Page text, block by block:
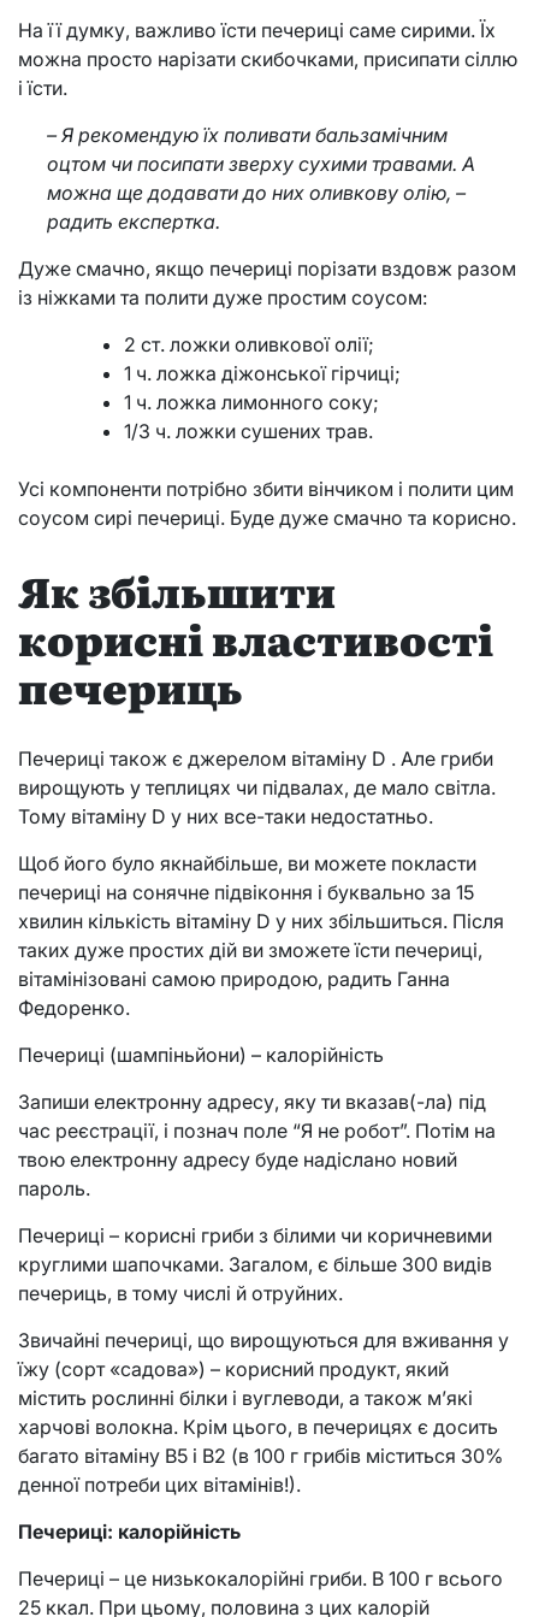
На її думку, важливо їсти печериці саме сирими. Їх
можна просто нарізати скибочками, присипати сіллю
і їсти.
– Я рекомендую їх поливати бальзамічним
оцтом чи посипати зверху сухими травами. А
можна ще додавати до них оливкову олію, –
радить експертка.
Дуже смачно, якщо печериці порізати вздовж разом
із ніжками та полити дуже простим соусом:
2 ст. ложки оливкової олії;
1 ч. ложка діжонської гірчиці;
1 ч. ложка лимонного соку;
1/3 ч. ложки сушених трав.
Усі компоненти потрібно збити вінчиком і полити цим
соусом сирі печериці. Буде дуже смачно та корисно.
Як збільшити
корисні властивості
печериць
Печериці також є джерелом вітаміну D . Але гриби
вирощують у теплицях чи підвалах, де мало світла.
Тому вітаміну D у них все-таки недостатньо.
Щоб його було якнайбільше, ви можете покласти
печериці на сонячне підвіконня і буквально за 15
хвилин кількість вітаміну D у них збільшиться. Після
таких дуже простих дій ви зможете їсти печериці,
вітамінізовані самою природою, радить Ганна
Федоренко.
Печериці (шампіньйони) – калорійність
Запиши електронну адресу, яку ти вказав(-ла) під
час реєстрації, і познач поле “Я не робот”. Потім на
твою електронну адресу буде надіслано новий
пароль.
Печериці – корисні гриби з білими чи коричневими
круглими шапочками. Загалом, є більше 300 видів
печериць, в тому числі й отруйних.
Звичайні печериці, що вирощуються для вживання у
їжу (сорт «садова») – корисний продукт, який
містить рослинні білки і вуглеводи, а також м’які
харчові волокна. Крім цього, в печерицях є досить
багато вітаміну В5 і В2 (в 100 г грибів міститься 30%
денної потреби цих вітамінів!).
Печериці: калорійність
Печериці – це низькокалорійні гриби. В 100 г всього
25 ккал. При цьому, половина з цих калорій